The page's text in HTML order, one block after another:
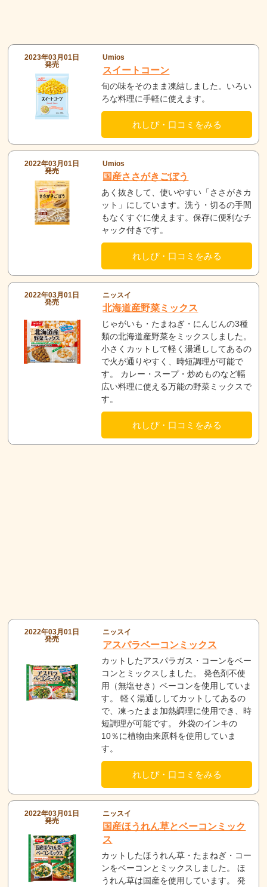
2023年03月01日
発売
Umios
スイートコーン
旬の味をそのまま凍結しました。いろい
ろな料理に手軽に使えます。
れしぴ・口コミをみる
2022年03月01日
発売
Umios
国産ささがきごぼう
あく抜きして、使いやすい「ささがきカ
ット」にしています。洗う・切るの手間
もなくすぐに使えます。保存に便利なチ
ャック付きです。
れしぴ・口コミをみる
2022年03月01日
発売
ニッスイ
北海道産野菜ミックス
じゃがいも・たまねぎ・にんじんの3種
類の北海道産野菜をミックスしました。
小さくカットして軽く湯通ししてあるの
で火が通りやすく、時短調理が可能で
す。 カレー・スープ・炒めものなど幅
広い料理に使える万能の野菜ミックスで
す。
れしぴ・口コミをみる
2022年03月01日
発売
ニッスイ
アスパラベーコンミックス
カットしたアスパラガス・コーンをベー
コンとミックスしました。 発色剤不使
用（無塩せき）ベーコンを使用していま
す。 軽く湯通ししてカットしてあるの
で、凍ったまま加熱調理に使用でき、時
短調理が可能です。 外袋のインキの
10％に植物由来原料を使用していま
す。
れしぴ・口コミをみる
2022年03月01日
発売
ニッスイ
国産ほうれん草とベーコンミック
ス
カットしたほうれん草・たまねぎ・コー
ンをベーコンとミックスしました。 ほ
うれん草は国産を使用しています。 発